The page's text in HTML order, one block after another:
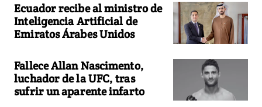
Ecuador recibe al ministro de
Inteligencia Artificial de
Emiratos Árabes Unidos
Fallece Allan Nascimento,
luchador de la UFC, tras
sufrir un aparente infarto